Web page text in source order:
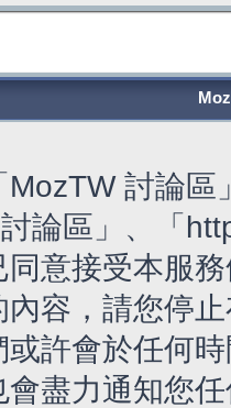
MozTW 討論
討論區」、「
同意接受本服
內容，請您停
或許會於任何
會盡力通知您